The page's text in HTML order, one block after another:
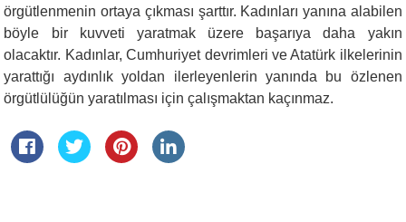
örgütlenmenin ortaya çıkması şarttır. Kadınları yanına alabilen
böyle bir kuvveti yaratmak üzere başarıya daha yakın
olacaktır. Kadınlar, Cumhuriyet devrimleri ve Atatürk ilkelerinin
yarattığı aydınlık yoldan ilerleyenlerin yanında bu özlenen
örgütlülüğün yaratılması için çalışmaktan kaçınmaz.